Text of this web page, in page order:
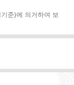
준)에 의거하여 보